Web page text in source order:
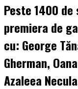
Peste 1400
premiera de
cu: George
Gherman,
Azaleea